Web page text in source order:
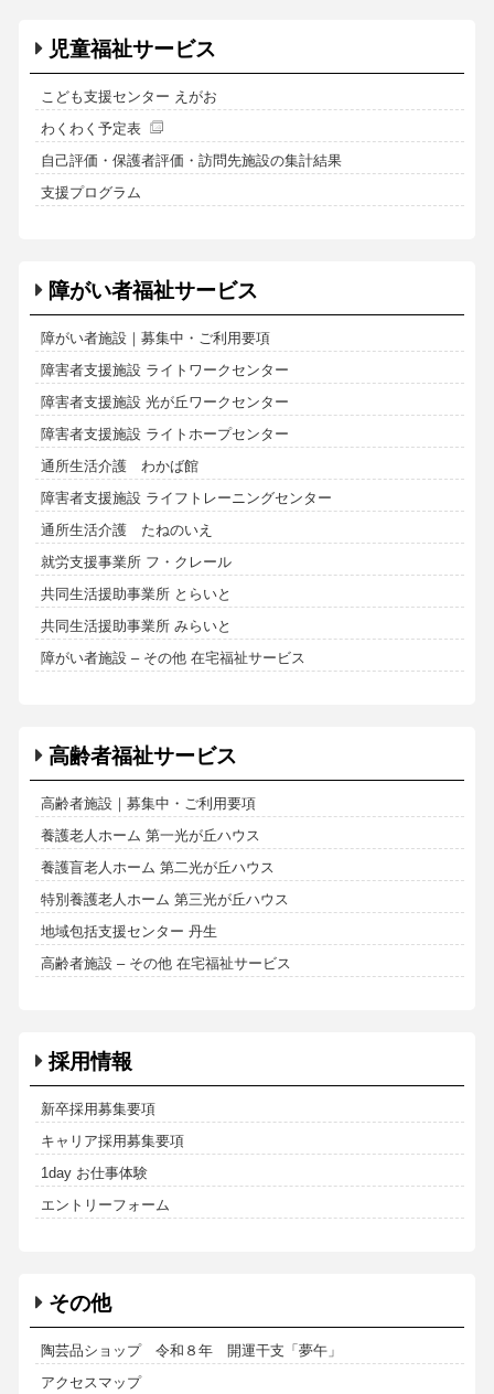
児童福祉サービス
こども支援センター えがお
わくわく予定表
自己評価・保護者評価・訪問先施設の集計結果
支援プログラム
障がい者福祉サービス
障がい者施設｜募集中・ご利用要項
障害者支援施設 ライトワークセンター
障害者支援施設 光が丘ワークセンター
障害者支援施設 ライトホープセンター
通所生活介護 わかば館
障害者支援施設 ライフトレーニングセンター
通所生活介護 たねのいえ
就労支援事業所 フ・クレール
共同生活援助事業所 とらいと
共同生活援助事業所 みらいと
障がい者施設 – その他 在宅福祉サービス
高齢者福祉サービス
高齢者施設｜募集中・ご利用要項
養護老人ホーム 第一光が丘ハウス
養護盲老人ホーム 第二光が丘ハウス
特別養護老人ホーム 第三光が丘ハウス
地域包括支援センター 丹生
高齢者施設 – その他 在宅福祉サービス
採用情報
新卒採用募集要項
キャリア採用募集要項
1day お仕事体験
エントリーフォーム
その他
陶芸品ショップ 令和８年 開運干支「夢午」
アクセスマップ